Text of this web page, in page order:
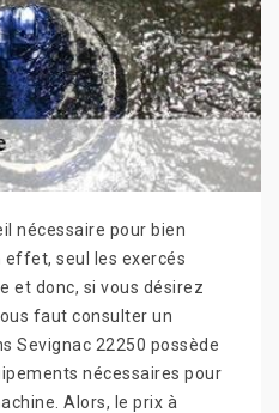
nécessaire pour bien
effet, seul les exercés
et donc, si vous désirez
faut consulter un
Sevignac 22250 possède
nécessaires pour
Alors, le prix à